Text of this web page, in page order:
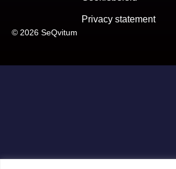
© 2026 SeQvitum
Privacy statement